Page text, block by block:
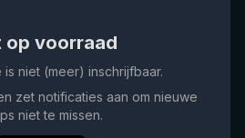
op voorraad
niet (meer) inschrijfbaar.
zet notificaties aan om nieuwe
niet te missen.